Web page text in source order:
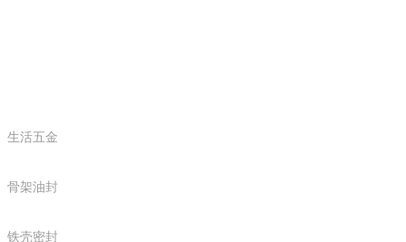
生活五金
骨架油封
铁壳密封